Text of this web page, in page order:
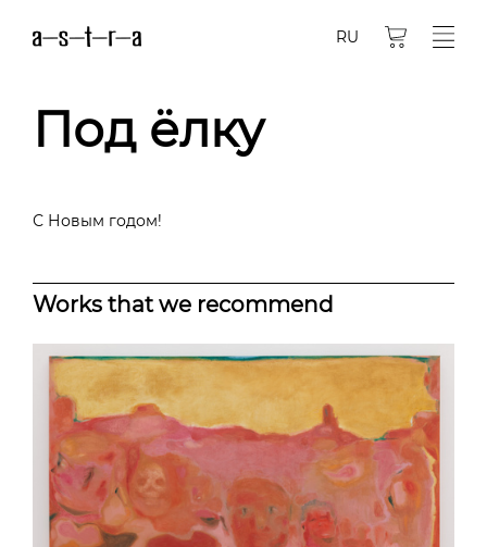
RU
Под ёлку
С Новым годом!
Works that we recommend